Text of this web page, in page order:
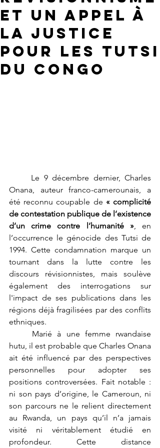
et un Appel à
la Justice
pour les Tutsi
du Congo
Onana, auteur franco-camerounais, a
été reconnu coupable de « complicité
de contestation publique de l’existence
d’un crime contre l’humanité », en
l’occurrence le génocide des Tutsi de
1994. Cette condamnation marque un
tournant dans la lutte contre les
discours révisionnistes, mais soulève
également des interrogations sur
l'impact de ses publications dans les
régions déjà fragilisées par des conflits
ethniques.
hutu, il est probable que Charles Onana
ait été influencé par des perspectives
personnelles pour adopter ses
positions controversées. Fait notable :
ni son pays d’origine, le Cameroun, ni
son parcours ne le relient directement
au Rwanda, un pays qu’il n’a jamais
visité ni véritablement étudié en
profondeur. Cette distance